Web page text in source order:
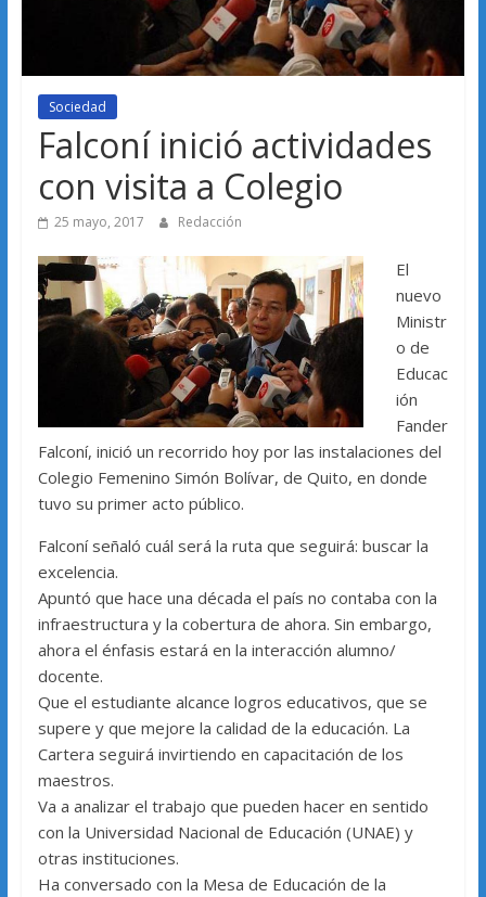
Sociedad
Falconí inició actividades
con visita a Colegio
25 mayo, 2017 Redacción
El
nuevo
Ministr
o de
Educac
ión
Fander
Falconí, inició un recorrido hoy por las instalaciones del
Colegio Femenino Simón Bolívar, de Quito, en donde
tuvo su primer acto público.
Falconí señaló cuál será la ruta que seguirá: buscar la
excelencia.
Apuntó que hace una década el país no contaba con la
infraestructura y la cobertura de ahora. Sin embargo,
ahora el énfasis estará en la interacción alumno/
docente.
Que el estudiante alcance logros educativos, que se
supere y que mejore la calidad de la educación. La
Cartera seguirá invirtiendo en capacitación de los
maestros.
Va a analizar el trabajo que pueden hacer en sentido
con la Universidad Nacional de Educación (UNAE) y
otras instituciones.
Ha conversado con la Mesa de Educación de la